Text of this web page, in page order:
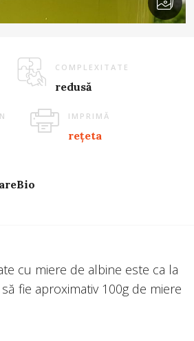
COMPLEXITATE
redusă
IMPRIMĂ
rețeta
cu miere de albine este ca la
fie aproximativ 100g de miere